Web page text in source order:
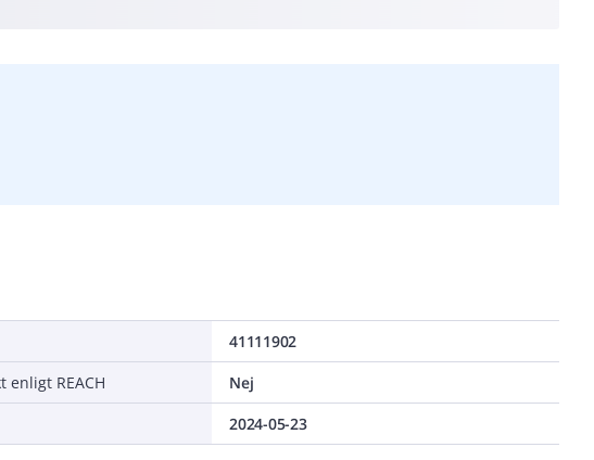
41111902
REACH
Nej
2024-05-23